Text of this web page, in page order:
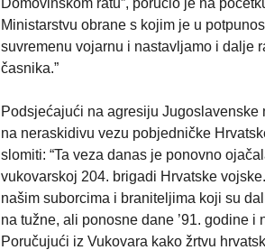
Ministarstvu obrane s kojim je u
suvremenu vojarnu i nastavljamo i dalje
časnika.”
Podsjećajući na agresiju
na neraskidivu vezu pobjedničke
slomiti: “Ta veza danas je ponovno
vukovarskoj 204. brigadi Hrvatske
našim suborcima i braniteljima koji su
na tužne, ali ponosne dane ’91. godine
Poručujući iz Vukovara kako žrtvu